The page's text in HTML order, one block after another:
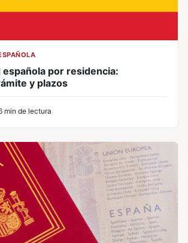
española por residencia:
y plazos
min de lectura